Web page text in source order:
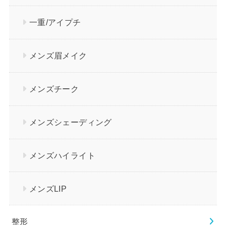
一重/アイプチ
メンズ眉メイク
メンズチーク
メンズシェーディング
メンズハイライト
メンズLIP
整形